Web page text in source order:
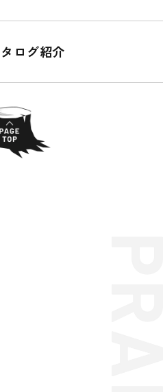
ログ紹介